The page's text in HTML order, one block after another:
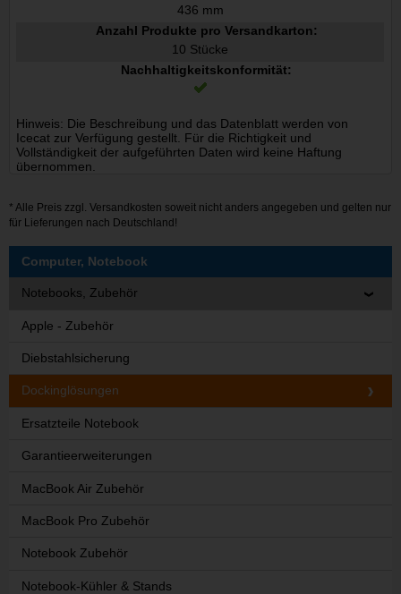
436 mm
Anzahl Produkte pro Versandkarton:
10 Stücke
Nachhaltigkeitskonformität:
Hinweis: Die Beschreibung und das Datenblatt werden von
Icecat zur Verfügung gestellt. Für die Richtigkeit und
Vollständigkeit der aufgeführten Daten wird keine Haftung
übernommen.
* Alle Preis zzgl. Versandkosten soweit nicht anders angegeben und gelten nur
für Lieferungen nach Deutschland!
Computer, Notebook
Notebooks, Zubehör
Apple - Zubehör
Diebstahlsicherung
Dockinglösungen
Ersatzteile Notebook
Garantieerweiterungen
MacBook Air Zubehör
MacBook Pro Zubehör
Notebook Zubehör
Notebook-Kühler & Stands